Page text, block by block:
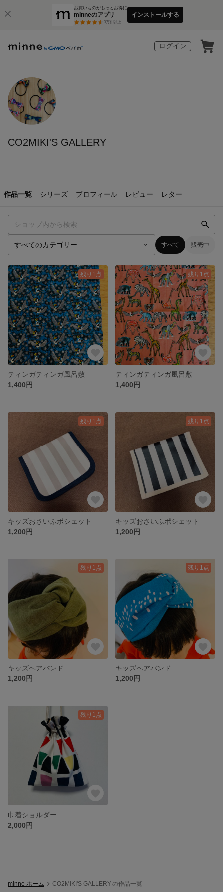
お買いものがもっとお得に
minneのアプリ
3万件以上
インストールする
ログイン
CO2MIKI'S GALLERY
作品一覧 シリーズ プロフィール レビュー レター
すべて 販売中
残り1点
ティンガティンガ風呂敷
1,400円
残り1点
ティンガティンガ風呂敷
1,400円
残り1点
キッズおさいふポシェット
1,200円
残り1点
キッズおさいふポシェット
1,200円
残り1点
キッズヘアバンド
1,200円
残り1点
キッズヘアバンド
1,200円
残り1点
巾着ショルダー
2,000円
minne ホーム CO2MIKI'S GALLERY の作品一覧